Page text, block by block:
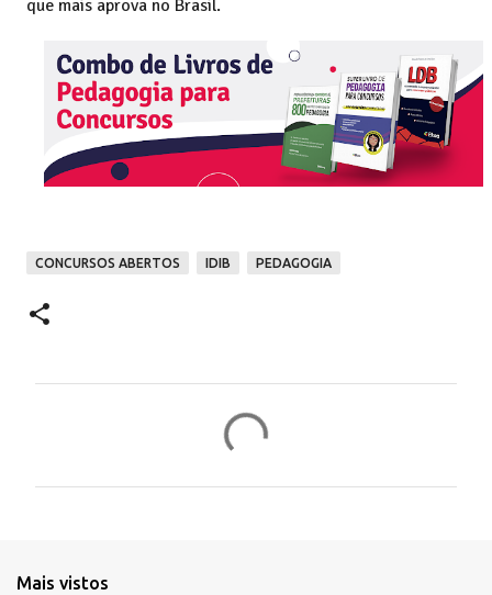
que mais aprova no Brasil.
CONCURSOS ABERTOS IDIB PEDAGOGIA
t
Mais vistos